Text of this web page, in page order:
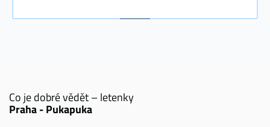
Co je dobré vědět – letenky
Praha - Pukapuka